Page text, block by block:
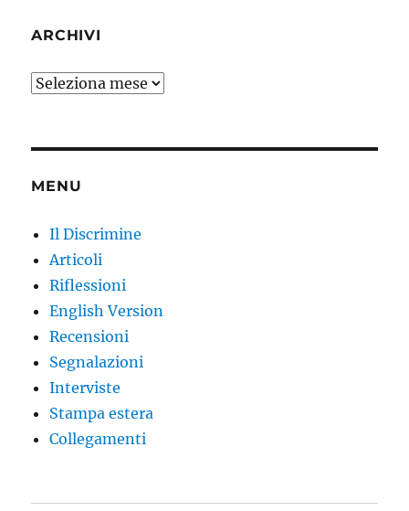
ARCHIVI
Archivi
MENU
Il Discrimine
Articoli
Riflessioni
English Version
Recensioni
Segnalazioni
Interviste
Stampa estera
Collegamenti